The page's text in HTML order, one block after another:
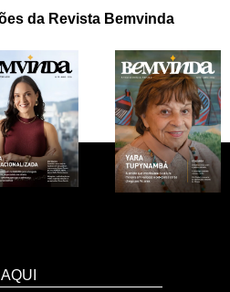
da Revista Bemvinda